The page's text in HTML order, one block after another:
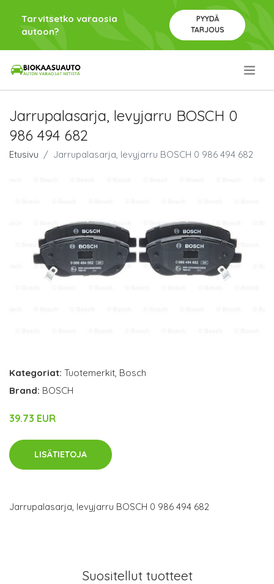
Tarvitsetko varaosia
autoon?
PYYDÄ
TARJOUS
Jarrupalasarja, levyjarru BOSCH 0
986 494 682
Etusivu Jarrupalasarja, levyjarru BOSCH 0 986 494 682
Kategoriat: Tuotemerkit Bosch
Brand: BOSCH
39.73 EUR
LISÄTIETOJA
Jarrupalasarja, levyjarru BOSCH 0 986 494 682
Suositellut tuotteet